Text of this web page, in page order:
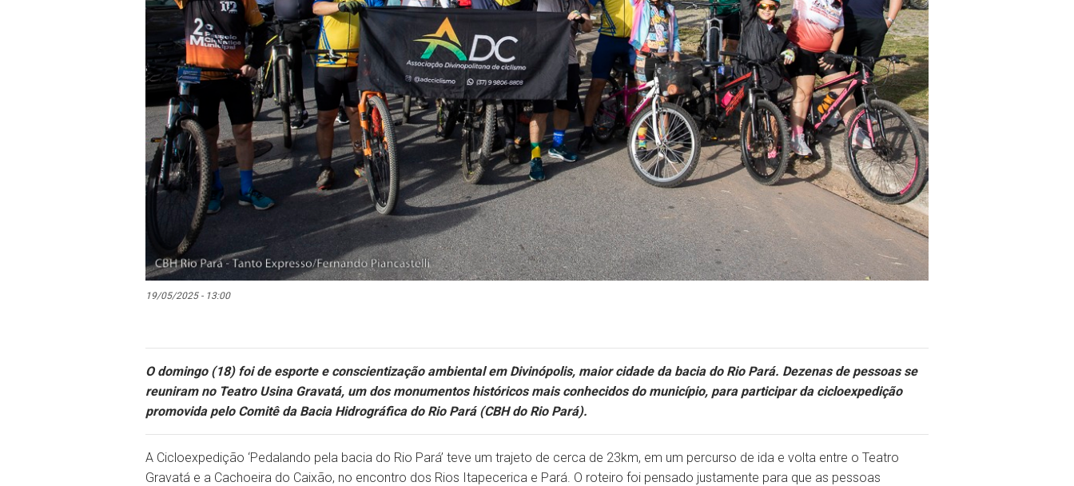
19/05/2025 - 13:00
O domingo (18) foi de esporte e conscientização ambiental em Divinópolis, maior cidade da bacia do Rio Pará. Dezenas de pessoas se
reuniram no Teatro Usina Gravatá, um dos monumentos históricos mais conhecidos do município, para participar da cicloexpedição
promovida pelo Comitê da Bacia Hidrográfica do Rio Pará (CBH do Rio Pará).
A Cicloexpedição ‘Pedalando pela bacia do Rio Pará’ teve um trajeto de cerca de 23km, em um percurso de ida e volta entre o Teatro
Gravatá e a Cachoeira do Caixão, no encontro dos Rios Itapecerica e Pará. O roteiro foi pensado justamente para que as pessoas